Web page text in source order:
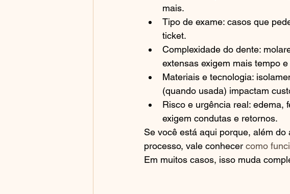
mais.
Tipo de exame: casos que
ticket.
Complexidade do dente:
extensas exigem mais tempo
Materiais e tecnologia:
(quando usada) impactam
Risco e urgência real: edema,
exigem condutas e retornos.
Se você está aqui porque, além
processo, vale conhecer como
Em muitos casos, isso muda